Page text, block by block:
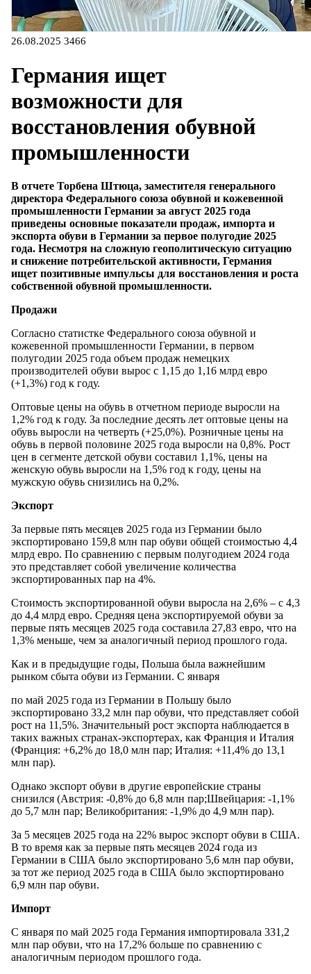
26.08.2025 3466
Германия ищет
возможности для
восстановления обувной
промышленности
В отчете Торбена Штюца, заместителя генерального
директора Федерального союза обувной и кожевенной
промышленности Германии за август 2025 года
приведены основные показатели продаж, импорта и
экспорта обуви в Германии за первое полугодие 2025
года. Несмотря на сложную геополитическую ситуацию
и снижение потребительской активности, Германия
ищет позитивные импульсы для восстановления и роста
собственной обувной промышленности.
Продажи
Согласно статистке Федерального союза обувной и
кожевенной промышленности Германии, в первом
полугодии 2025 года объем продаж немецких
производителей обуви вырос с 1,15 до 1,16 млрд евро
(+1,3%) год к году.
Оптовые цены на обувь в отчетном периоде выросли на
1,2% год к году. За последние десять лет оптовые цены на
обувь выросли на четверть (+25,0%). Розничные цены на
обувь в первой половине 2025 года выросли на 0,8%. Рост
цен в сегменте детской обуви составил 1,1%, цены на
женскую обувь выросли на 1,5% год к году, цены на
мужскую обувь снизились на 0,2%.
Экспорт
За первые пять месяцев 2025 года из Германии было
экспортировано 159,8 млн пар обуви общей стоимостью 4,4
млрд евро. По сравнению с первым полугодием 2024 года
это представляет собой увеличение количества
экспортированных пар на 4%.
Стоимость экспортированной обуви выросла на 2,6% – с 4,3
до 4,4 млрд евро. Средняя цена экспортируемой обуви за
первые пять месяцев 2025 года составила 27,83 евро, что на
1,3% меньше, чем за аналогичный период прошлого года.
Как и в предыдущие годы, Польша была важнейшим
рынком сбыта обуви из Германии. С января
по май 2025 года из Германии в Польшу было
экспортировано 33,2 млн пар обуви, что представляет собой
рост на 11,5%. Значительный рост экспорта наблюдается в
таких важных странах-экспортерах, как Франция и Италия
(Франция: +6,2% до 18,0 млн пар; Италия: +11,4% до 13,1
млн пар).
Однако экспорт обуви в другие европейские страны
снизился (Австрия: -0,8% до 6,8 млн пар;Швейцария: -1,1%
до 5,7 млн ​​пар; Великобритания: -1,9% до 4,9 млн пар).
За 5 месяцев 2025 года на 22% вырос экспорт обуви в США.
В то время как за первые пять месяцев 2024 года из
Германии в США было экспортировано 5,6 млн пар обуви,
за тот же период 2025 года в США было экспортировано
6,9 млн пар обуви.
Импорт
С января по май 2025 года Германия импортировала 331,2
млн пар обуви, что на 17,2% больше по сравнению с
аналогичным периодом прошлого года.